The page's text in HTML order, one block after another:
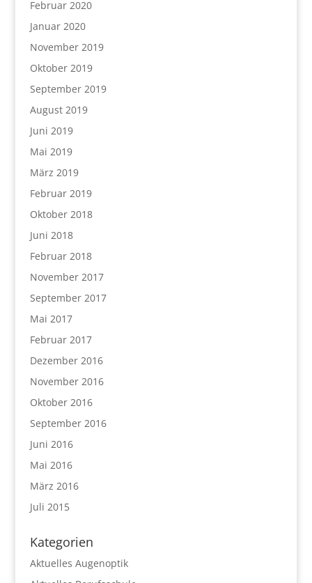
Februar 2020
Januar 2020
November 2019
Oktober 2019
September 2019
August 2019
Juni 2019
Mai 2019
März 2019
Februar 2019
Oktober 2018
Juni 2018
Februar 2018
November 2017
September 2017
Mai 2017
Februar 2017
Dezember 2016
November 2016
Oktober 2016
September 2016
Juni 2016
Mai 2016
März 2016
Juli 2015
Kategorien
Aktuelles Augenoptik